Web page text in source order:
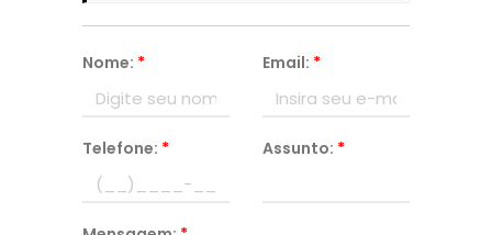
Nome: * Email: *
Telefone: * Assunto: *